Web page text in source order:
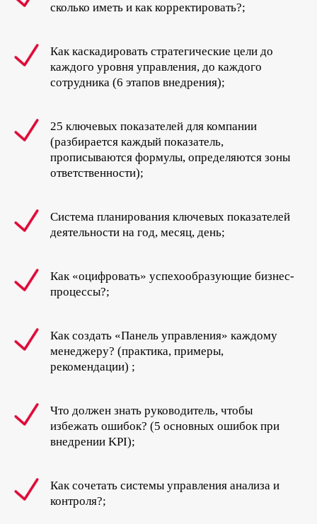
сколько иметь и как корректировать?;
Как каскадировать стратегические цели до
каждого уровня управления, до каждого
сотрудника (6 этапов внедрения);
25 ключевых показателей для компании
(разбирается каждый показатель,
прописываются формулы, определяются зоны
ответственности);
Система планирования ключевых показателей
деятельности на год, месяц, день;
Как «оцифровать» успехообразующие бизнес-
процессы?;
Как создать «Панель управления» каждому
менеджеру? (практика, примеры,
рекомендации) ;
Что должен знать руководитель, чтобы
избежать ошибок? (5 основных ошибок при
внедрении KPI);
Как сочетать системы управления анализа и
контроля?;